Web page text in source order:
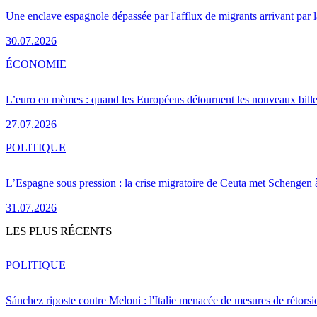
Une enclave espagnole dépassée par l'afflux de migrants arrivant par
30.07.2026
L’euro en mèmes : quand les Européens détournent les nouveaux
27.07.2026
ÉCONOMIE
L’Espagne sous pression : la crise migratoire de Ceuta met Schengen
31.07.2026
POLITIQUE
LES PLUS RÉCENTS
Sánchez riposte contre Meloni : l'Italie menacée de mesures de
POLITIQUE